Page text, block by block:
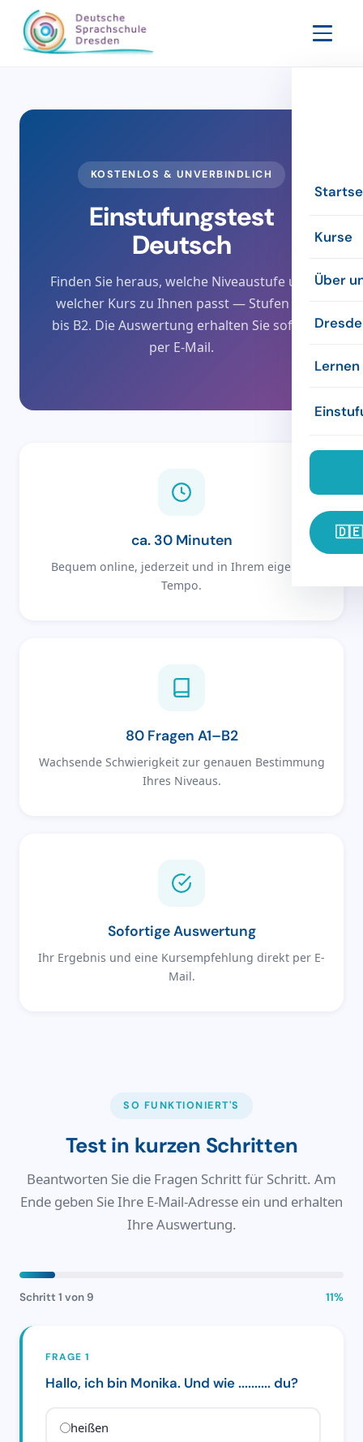
Kurse
Über
Die
Lernen
🇩🇪
KOSTENLOS & UNVERBINDLICH
Einstufungstest
Deutsch
Finden Sie heraus, welche Niveaustufe und
welcher Kurs zu Ihnen passt — Stufen A1
bis B2. Die Auswertung erhalten Sie sofort
per E-Mail.
ca. 30 Minuten
Bequem online, jederzeit und in Ihrem eigenen
Tempo.
80 Fragen A1–B2
Wachsende Schwierigkeit zur genauen Bestimmung
Ihres Niveaus.
Sofortige Auswertung
Ihr Ergebnis und eine Kursempfehlung direkt per E-
Mail.
SO FUNKTIONIERT'S
Test in kurzen Schritten
Beantworten Sie die Fragen Schritt für Schritt. Am
Ende geben Sie Ihre E-Mail-Adresse ein und erhalten
Ihre Auswertung.
Schritt 1 von 9 11%
FRAGE 1
Hallo, ich bin Monika. Und wie .......... du?
heißen